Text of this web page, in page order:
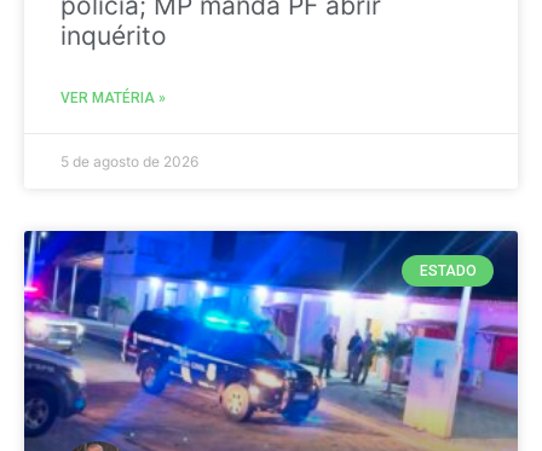
inquérito
VER MATÉRIA »
5 de agosto de 2026
ESTADO